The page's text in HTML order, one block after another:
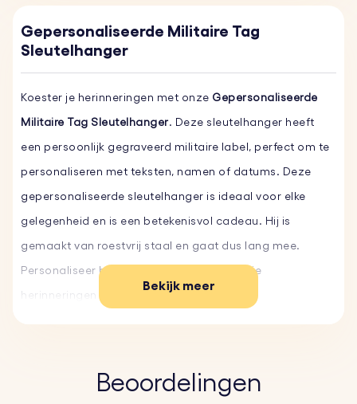
Gepersonaliseerde Militaire Tag
Sleutelhanger
Koester je herinneringen met onze Gepersonaliseerde
Militaire Tag Sleutelhanger. Deze sleutelhanger heeft
een persoonlijk gegraveerd militaire label, perfect om te
personaliseren met teksten, namen of datums. Deze
gepersonaliseerde sleutelhanger is ideaal voor elke
gelegenheid en is een betekenisvol cadeau. Hij is
gemaakt van roestvrij staal en gaat dus lang mee.
Personaliseer hem vandaag nog en houd je
herinneringen dichtbij.
sleutelhanger met je eigen woorden en kies uit
Bekijk meer
Beoordelingen